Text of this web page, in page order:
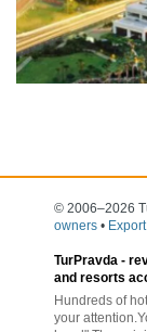
© 2006–2026
owners •
TurPravda -
and resorts
Hundreds of
your